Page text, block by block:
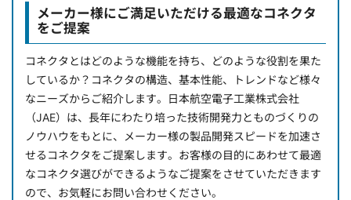
メーカー様にご満足いただける最適なコネクタ
をご提案
コネクタとはどのような機能を持ち、どのような役割を果た
しているか？コネクタの構造、基本性能、トレンドなど様々
なニーズからご紹介します。日本航空電子工業株式会社
（JAE）は、長年にわたり培った技術開発力とものづくりの
ノウハウをもとに、メーカー様の製品開発スピードを加速さ
せるコネクタをご提案します。お客様の目的にあわせて最適
なコネクタ選びができるようなご提案をさせていただきます
ので、お気軽にお問い合わせください。